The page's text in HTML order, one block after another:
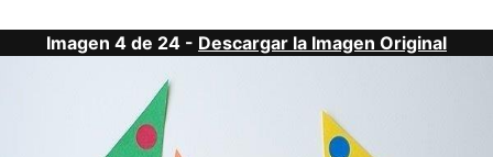
Imagen 4 de 24 - Descargar la Imagen Original